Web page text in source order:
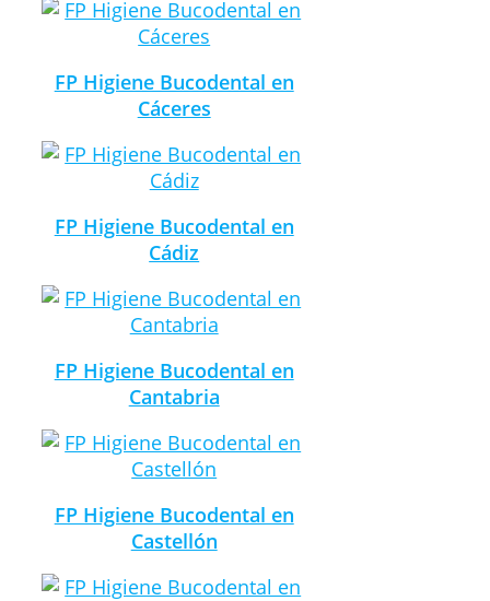
FP Higiene Bucodental en
Cáceres
FP Higiene Bucodental en
Cádiz
FP Higiene Bucodental en
Cantabria
FP Higiene Bucodental en
Castellón